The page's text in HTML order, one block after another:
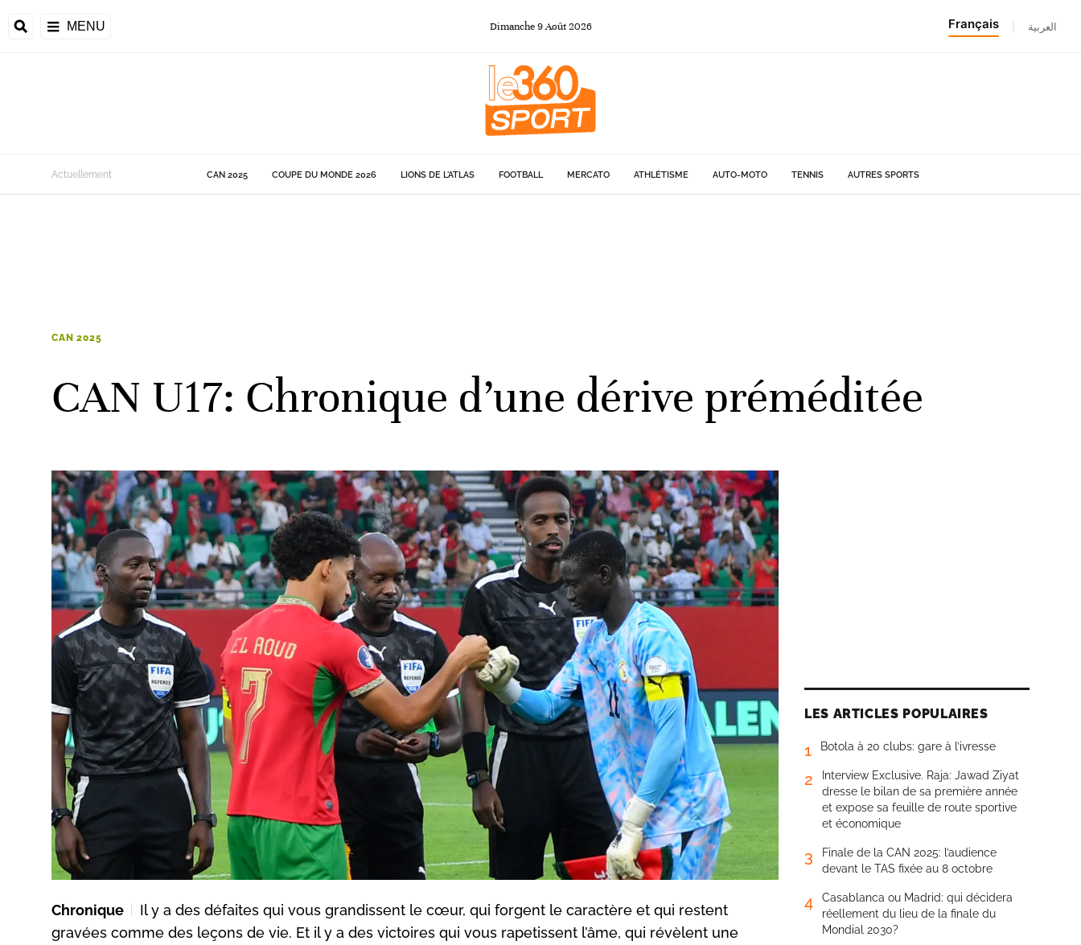
MENU Dimanche 9Août 2026 Français العربية
de la CAF
Actuellement CAN 2025 COUPE DU MONDE 2026 LIONS DE L'ATLAS FOOTBALL MERCATO ATHLÉTISME AUTO-MOTO TENNIS AUTRES SPORTS
CAN 2025
CAN U17: Chronique d’une dérive préméditée
Chronique
Il y a des défaites qui vous grandissent le cœur, qui forgent le caractère et qui restent
gravées comme des leçons de vie. Et il y a des victoires qui vous rapetissent l’âme, qui révèlent une
LES ARTICLES POPULAIRES
1 Botola à 20 clubs: gare à l’ivresse
2
Interview Exclusive. Raja: Jawad Ziyat
dresse le bilan de sa première année
et expose sa feuille de route sportive
et économique
3
Finale de la CAN 2025: l’audience
devant le TAS fixée au 8 octobre
4
Casablanca ou Madrid: qui décidera
réellement du lieu de la finale du
Mondial 2030?